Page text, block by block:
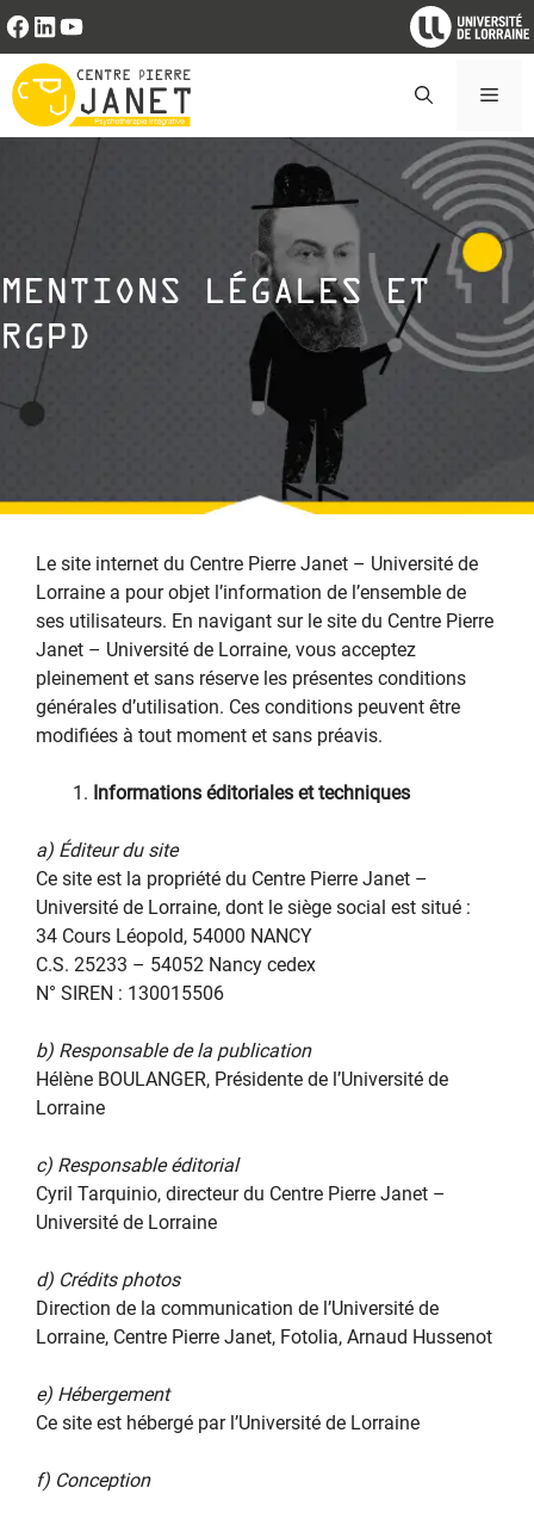
Aller
au
contenu
Facebook
LinkedIn
YouTube
MENTIONS LÉGALES ET
RGPD
Le site internet du Centre Pierre Janet – Université de
Lorraine a pour objet l’information de l’ensemble de
ses utilisateurs. En navigant sur le site du Centre Pierre
Janet – Université de Lorraine, vous acceptez
pleinement et sans réserve les présentes conditions
générales d’utilisation. Ces conditions peuvent être
modifiées à tout moment et sans préavis.
Informations éditoriales et techniques
a) Éditeur du site
Ce site est la propriété du Centre Pierre Janet –
Université de Lorraine, dont le siège social est situé :
34 Cours Léopold, 54000 NANCY
C.S. 25233 – 54052 Nancy cedex
N° SIREN : 130015506
b) Responsable de la publication
Hélène BOULANGER, Présidente de l’Université de
Lorraine
c) Responsable éditorial
Cyril Tarquinio, directeur du Centre Pierre Janet –
Université de Lorraine
d) Crédits photos
Direction de la communication de l’Université de
Lorraine, Centre Pierre Janet, Fotolia, Arnaud Hussenot
e) Hébergement
Ce site est hébergé par l’Université de Lorraine
f) Conception